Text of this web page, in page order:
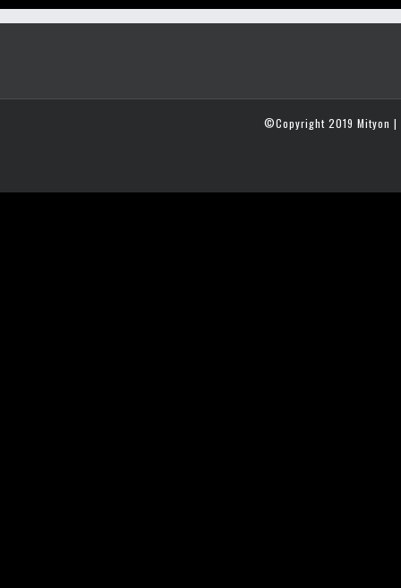
©Copyright 2019 Mityon